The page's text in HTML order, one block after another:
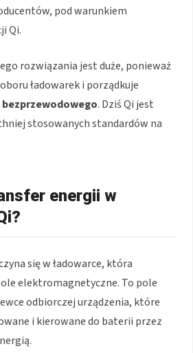
pod warunkiem
Qi.
rozwiązania jest duże, ponieważ
ładowarek i porządkuje
bezprzewodowego. Dziś Qi jest
stosowanych standardów na
energii w
się w ładowarce, która
elektromagnetyczne. To pole
odbiorczej urządzenia, które
i kierowane do baterii przez